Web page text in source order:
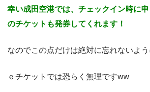
幸い成田空港では、チェックイン時に
のチケットも発券してくれます！
なのでこの点だけは絶対に忘れないよう
ｅチケットでは恐らく無理ですww